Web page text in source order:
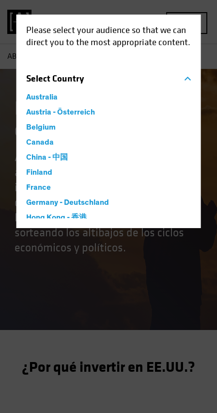
Please select your audience so that we can
direct you to the most appropriate content.
SelectCountry
Australia
Austria - Österreich
Belgium
Canada
China - 中国
Finland
France
Germany - Deutschland
Hong Kong - 香港
Hungary
Iceland
Other Asia-Pacific
AB
Invertir en la tierra
de las oportunidades
AllianceBernstein lleva más de 50
años construyendo carteras de
inversión, entre las que se incluyen
diversas estrategias centradas en
los mercados estadounidenses,
sorteando los altibajos de los ciclos
económicos y políticos.
¿Por qué invertir en EE.UU.?